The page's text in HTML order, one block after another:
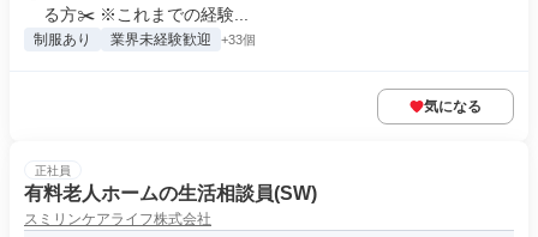
る方✂️ ※これまでの経験...
制服あり 業界未経験歓迎 +33個
気になる
正社員
有料老人ホームの生活相談員(SW)
スミリンケアライフ株式会社